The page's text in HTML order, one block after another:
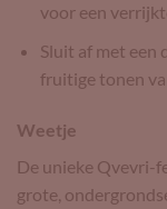
voor een
Sluit af met een
fruitige tonen
Weetje
De unieke Qvevri-
grote,